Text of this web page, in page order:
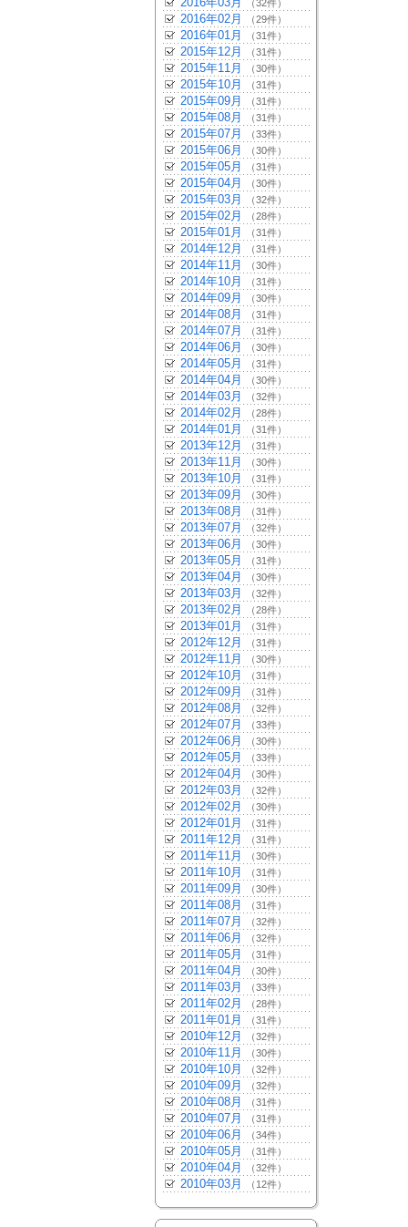
（32件）
2016年02月 （29件）
2016年01月 （31件）
2015年12月 （31件）
2015年11月 （30件）
2015年10月 （31件）
2015年09月 （31件）
2015年08月 （31件）
2015年07月 （33件）
2015年06月 （30件）
2015年05月 （31件）
2015年04月 （30件）
2015年03月 （32件）
2015年02月 （28件）
2015年01月 （31件）
2014年12月 （31件）
2014年11月 （30件）
2014年10月 （31件）
2014年09月 （30件）
2014年08月 （31件）
2014年07月 （31件）
2014年06月 （30件）
2014年05月 （31件）
2014年04月 （30件）
2014年03月 （32件）
2014年02月 （28件）
2014年01月 （31件）
2013年12月 （31件）
2013年11月 （30件）
2013年10月 （31件）
2013年09月 （30件）
2013年08月 （31件）
2013年07月 （32件）
2013年06月 （30件）
2013年05月 （31件）
2013年04月 （30件）
2013年03月 （32件）
2013年02月 （28件）
2013年01月 （31件）
2012年12月 （31件）
2012年11月 （30件）
2012年10月 （31件）
2012年09月 （31件）
2012年08月 （32件）
2012年07月 （33件）
2012年06月 （30件）
2012年05月 （33件）
2012年04月 （30件）
2012年03月 （32件）
2012年02月 （30件）
2012年01月 （31件）
2011年12月 （31件）
2011年11月 （30件）
2011年10月 （31件）
2011年09月 （30件）
2011年08月 （31件）
2011年07月 （32件）
2011年06月 （32件）
2011年05月 （31件）
2011年04月 （30件）
2011年03月 （33件）
2011年02月 （28件）
2011年01月 （31件）
2010年12月 （32件）
2010年11月 （30件）
2010年10月 （32件）
2010年09月 （32件）
2010年08月 （31件）
2010年07月 （31件）
2010年06月 （34件）
2010年05月 （31件）
2010年04月 （32件）
2010年03月 （12件）